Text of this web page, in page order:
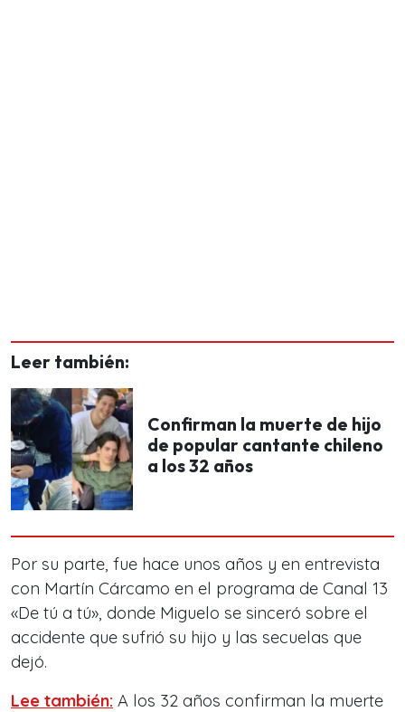
Leer también:
Confirman la muerte de hijo
de popular cantante chileno
a los 32 años
Por su parte, fue hace unos años y en entrevista
con Martín Cárcamo en el programa de Canal 13
«De tú a tú», donde Miguelo se sinceró sobre el
accidente que sufrió su hijo y las secuelas que
dejó.
Lee también: A los 32 años confirman la muerte